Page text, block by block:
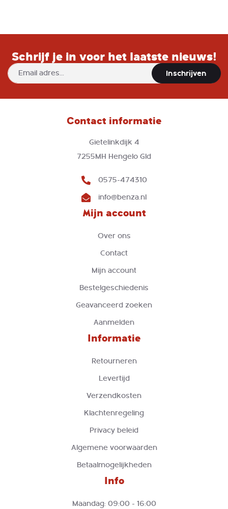
Schrijf je in voor het laatste nieuws!
Abonneer
u
onze
Inschrijven
Contact informatie
Gietelinkdijk 4
7255MH Hengelo Gld
0575-474310
info@benza.nl
Mijn account
Over ons
Contact
Mijn account
Bestelgeschiedenis
Geavanceerd zoeken
Aanmelden
Informatie
Retourneren
Levertijd
Verzendkosten
Klachtenregeling
Privacy beleid
Algemene voorwaarden
Betaalmogelijkheden
Info
Maandag: 09:00 - 16:00